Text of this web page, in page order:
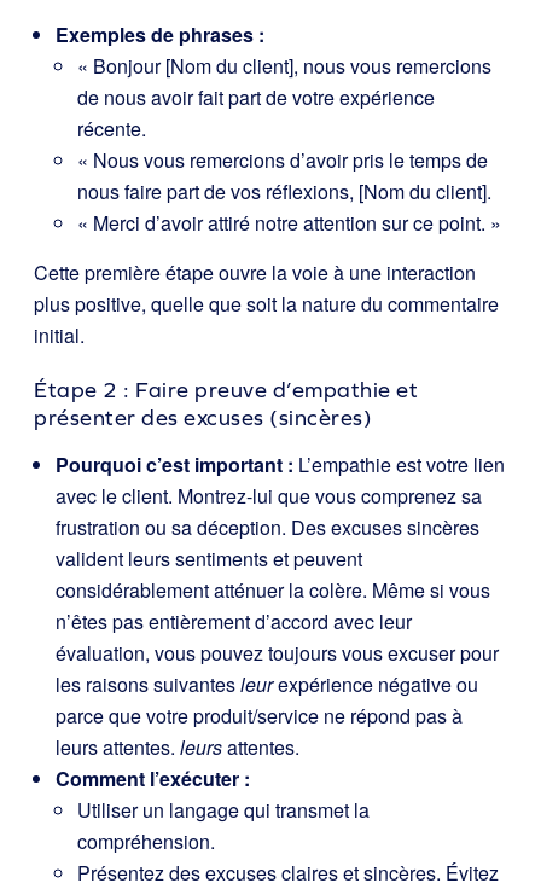
Exemples de phrases :
« Bonjour [Nom du client], nous vous remercions
de nous avoir fait part de votre expérience
récente.
« Nous vous remercions d’avoir pris le temps de
nous faire part de vos réflexions, [Nom du client].
« Merci d’avoir attiré notre attention sur ce point. »
Cette première étape ouvre la voie à une interaction
plus positive, quelle que soit la nature du commentaire
initial.
Étape 2 : Faire preuve d’empathie et
présenter des excuses (sincères)
Pourquoi c’est important : L’empathie est votre lien
avec le client. Montrez-lui que vous comprenez sa
frustration ou sa déception. Des excuses sincères
valident leurs sentiments et peuvent
considérablement atténuer la colère. Même si vous
n’êtes pas entièrement d’accord avec leur
évaluation, vous pouvez toujours vous excuser pour
les raisons suivantesleurexpérience négative ou
parce que votre produit/service ne répond pas à
leurs attentes. leursattentes.
Comment l’exécuter :
Utiliser un langage qui transmet la
compréhension.
Présentez des excuses claires et sincères. Évitez